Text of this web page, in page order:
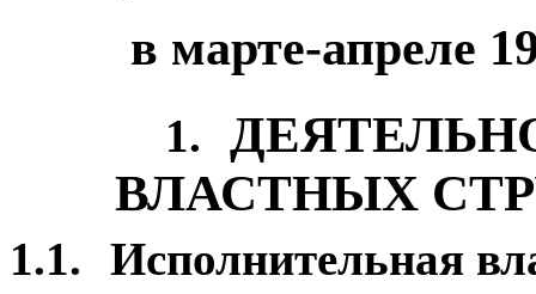
в марте-апреле
1.
ВЛАСТНЫХ
1.1. Исполнительная